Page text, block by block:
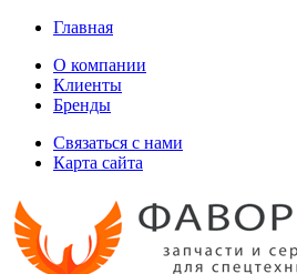
Главная
О компании
Клиенты
Бренды
Связаться с нами
Карта сайта